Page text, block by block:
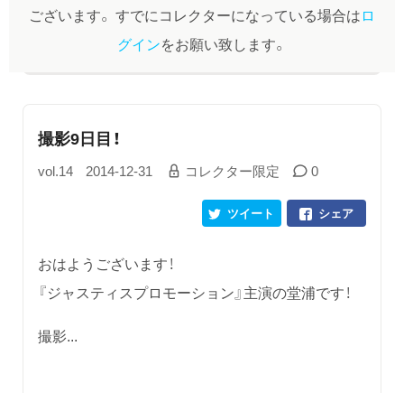
ございます。 すでにコレクターになっている場合はロ
グインをお願い致します。
撮影9日目！
vol.14 2014-12-31 コレクター限定 0
シェア
ツイート
おはようございます！
『ジャスティスプロモーション』主演の堂浦です！
撮影...